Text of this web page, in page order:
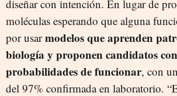
diseñar con intención. En lugar de
moléculas esperando que alguna
por usarmodelos que aprenden
biología y proponen candidatos
probabilidades de funcionar, con
del 97% confirmada en laboratorio.